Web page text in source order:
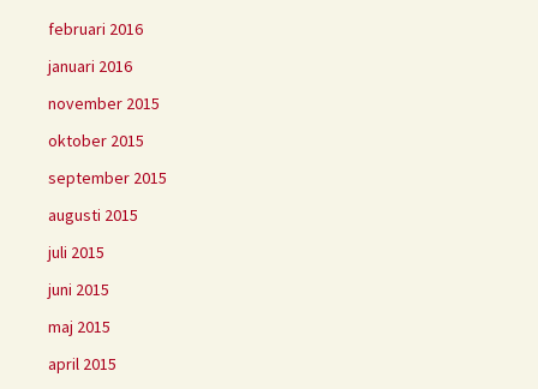
februari 2016
januari 2016
november 2015
oktober 2015
september 2015
augusti 2015
juli 2015
juni 2015
maj 2015
april 2015